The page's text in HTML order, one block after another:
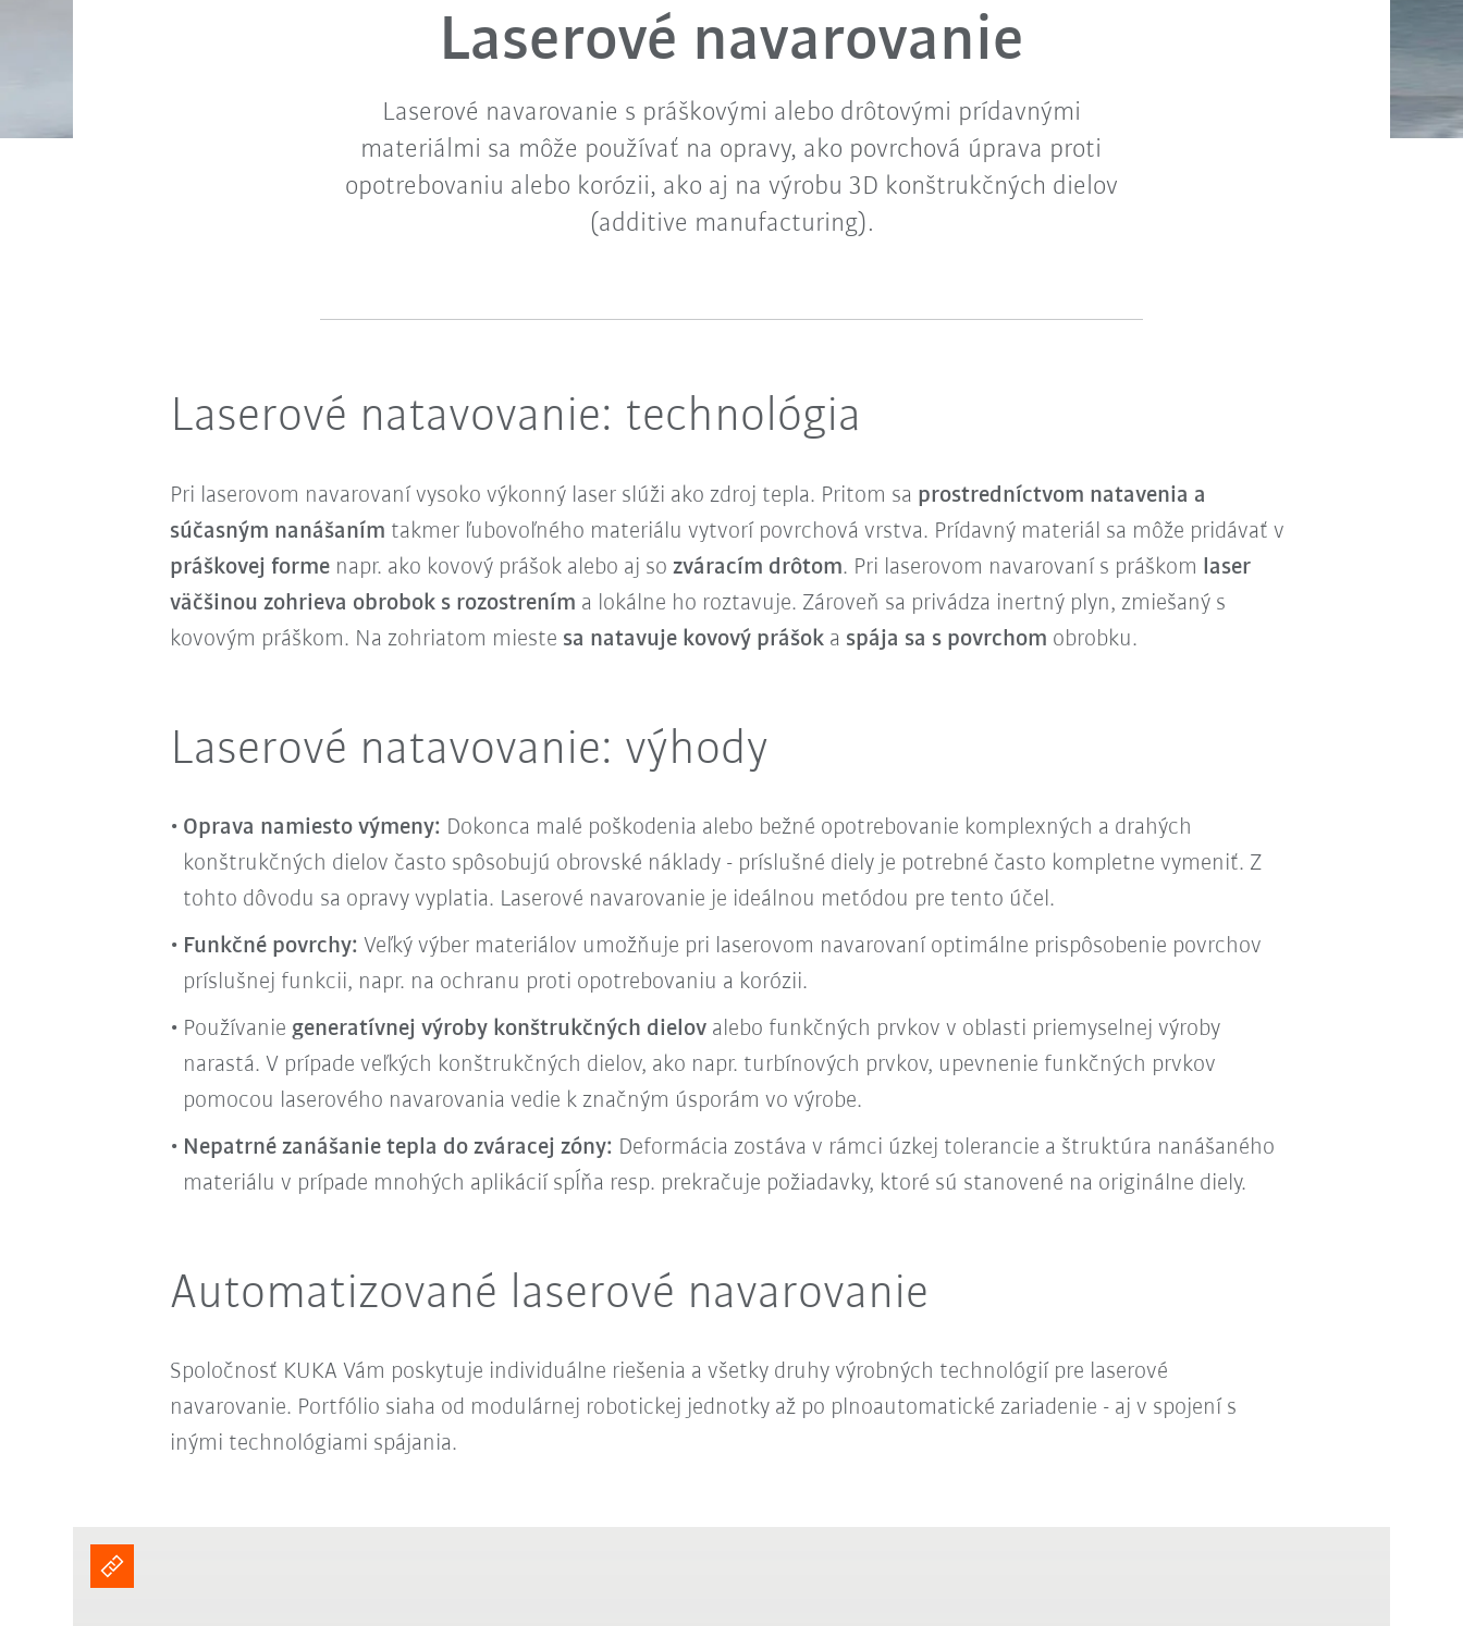
Laserové navarovanie
Laserové navarovanie s práškovými alebo drôtovými prídavnými
materiálmi sa môže používať na opravy, ako povrchová úprava proti
opotrebovaniu alebo korózii, ako aj na výrobu 3D konštrukčných dielov
(additive manufacturing).
Laserové natavovanie: technológia
Pri laserovom navarovaní vysoko výkonný laser slúži ako zdroj tepla. Pritom sa prostredníctvom natavenia a
súčasným nanášaním takmer ľubovoľného materiálu vytvorí povrchová vrstva. Prídavný materiál sa môže pridávať v
práškovej formenapr. ako kovový prášok alebo aj so zváracím drôtom. Pri laserovom navarovaní s práškom laser
väčšinou zohrieva obrobok s rozostrením a lokálne ho roztavuje. Zároveň sa privádza inertný plyn, zmiešaný s
kovovým práškom. Na zohriatom mieste sa natavuje kovový prášoka spája sa s povrchom obrobku.
Laserové natavovanie: výhody
Oprava namiesto výmeny: Dokonca malé poškodenia alebo bežné opotrebovanie komplexných a drahých
konštrukčných dielov často spôsobujú obrovské náklady - príslušné diely je potrebné často kompletne vymeniť. Z
tohto dôvodu sa opravy vyplatia. Laserové navarovanie je ideálnou metódou pre tento účel.
Funkčné povrchy: Veľký výber materiálov umožňuje pri laserovom navarovaní optimálne prispôsobenie povrchov
príslušnej funkcii, napr. na ochranu proti opotrebovaniu a korózii.
Používanie generatívnej výroby konštrukčných dielovalebo funkčných prvkov v oblasti priemyselnej výroby
narastá. V prípade veľkých konštrukčných dielov, ako napr. turbínových prvkov, upevnenie funkčných prvkov
pomocou laserového navarovania vedie k značným úsporám vo výrobe.
Nepatrné zanášanie tepla do zváracej zóny: Deformácia zostáva v rámci úzkej tolerancie a štruktúra nanášaného
materiálu v prípade mnohých aplikácií spĺňa resp. prekračuje požiadavky, ktoré sú stanovené na originálne diely.
Automatizované laserové navarovanie
Spoločnosť KUKA Vám poskytuje individuálne riešenia a všetky druhy výrobných technológií pre laserové
navarovanie. Portfólio siaha od modulárnej robotickej jednotky až po plnoautomatické zariadenie - aj v spojení s
inými technológiami spájania.